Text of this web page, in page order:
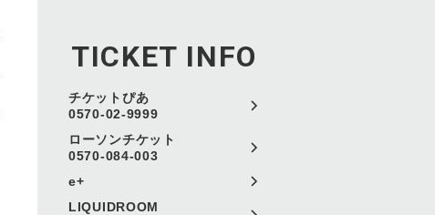
TICKET INFO
チケットぴあ
0570-02-9999
ローソンチケット
0570-084-003
e+
LIQUIDROOM